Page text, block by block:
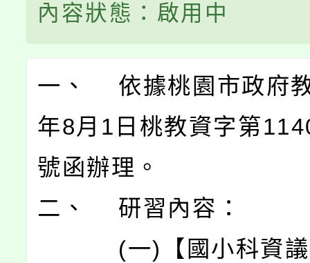
內容狀態：啟用中
一、 依據桃園市政府
年8月1日桃教資字第
號函辦理。
二、 研習內容：
(一)【國小科資議